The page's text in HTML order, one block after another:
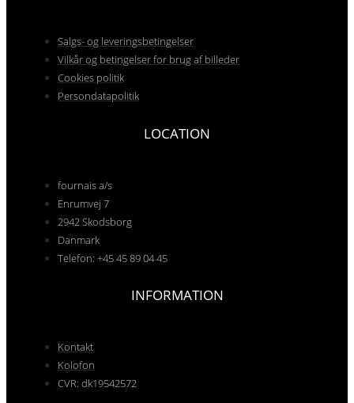
Salgs- og leveringsbetingelser
Vilkår og betingelser for brug af billeder
Cookies politik
Persondatapolitik
LOCATION
fournais a/s
Enrumvej 7
2942 Skodsborg
Danmark
Telefon: +45 45 89 04 45
INFORMATION
Kontakt
Kolofon
CVR: dk19542572